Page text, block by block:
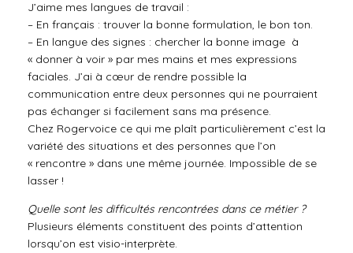
J’aime mes langues de travail :
– En français : trouver la bonne formulation, le bon ton.
– En langue des signes : chercher la bonne image à
« donner à voir » par mes mains et mes expressions
faciales. J’ai à cœur de rendre possible la
communication entre deux personnes qui ne pourraient
pas échanger si facilement sans ma présence.
Chez Rogervoice ce qui me plaît particulièrement c’est la
variété des situations et des personnes que l’on
« rencontre » dans une même journée. Impossible de se
lasser !
Quelle sont les difficultés rencontrées dans ce métier ?
Plusieurs éléments constituent des points d’attention
lorsqu’on est visio-interprète.